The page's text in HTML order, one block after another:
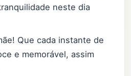
neste dia
Que cada instante de
e memorável, assim